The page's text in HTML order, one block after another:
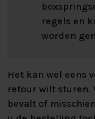
regels en
worden
Het kan wel eens
retour wilt sturen.
bevalt of